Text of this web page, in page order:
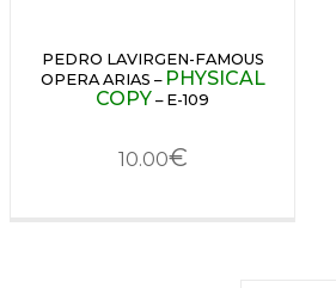
PEDRO LAVIRGEN-FAMOUS
OPERA ARIAS – PHYSICAL
COPY – E-109
10.00€